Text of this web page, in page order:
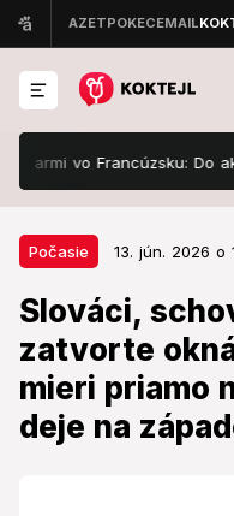
vo Francúzsku: Do akcie
Počasie 13. jún. 2026 o
Slováci,
zatvorte
mieri priamo
deje na
Počasie 13. jún.
Slováci,
zatvorte okná:
priamo na
na západe!